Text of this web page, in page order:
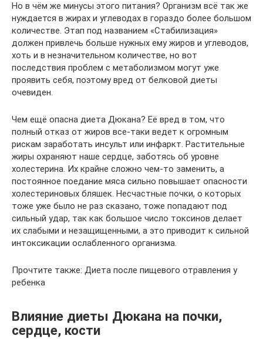
Но в чём же минусы этого питания? Организм всё так же
нуждается в жирах и углеводах в гораздо более большом
количестве. Этап под названием «Стабилизация»
должен привлечь больше нужных ему жиров и углеводов,
хоть и в незначительном количестве, но вот
последствия проблем с метаболизмом могут уже
проявить себя, поэтому вред от белковой диеты
очевиден.
Чем ещё опасна диета Дюкана? Её вред в том, что
полный отказ от жиров все-таки ведет к огромным
рискам заработать инсульт или инфаркт. Растительные
жиры охраняют наше сердце, заботясь об уровне
холестерина. Их крайне сложно чем-то заменить, а
постоянное поедание мяса сильно повышает опасности
холестериновых бляшек. Несчастные почки, о которых
тоже уже было не раз сказано, тоже попадают под
сильный удар, так как большое число токсинов делает
их слабыми и незащищенными, а это приводит к сильной
интоксикации ослабленного организма.
Прочтите также: Диета после пищевого отравления у
ребенка
Влияние диеты Дюкана на почки,
сердце, кости